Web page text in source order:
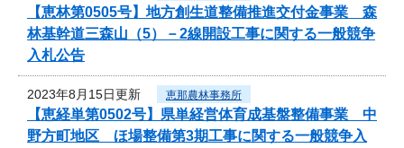
【恵林第0505号】地方創生道整備推進交付金事業 森
林基幹道三森山（5）－2線開設工事に関する一般競争
入札公告
2023年8月15日更新 恵那農林事務所
【恵経単第0502号】県単経営体育成基盤整備事業 中
野方町地区 ほ場整備第3期工事に関する一般競争入